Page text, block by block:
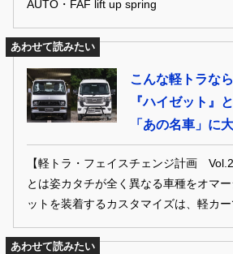
AUTO・FAF lift up spring
あわせて読みたい
こんな軽トラな
『ハイゼット』
「あの名車」に
【軽トラ・フェイスチェンジ計画
とは姿カタチが全く異なる車種をオマ
ットを装着するカスタマイズは、軽カ
軽トラに関しても、フロントまわりを
ージを大きく変えられるフェイスキッ
あわせて読みたい